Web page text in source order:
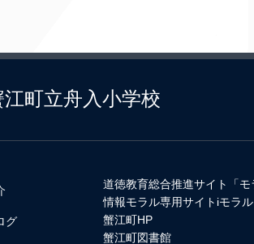
江町立舟入小学校
グ
道徳教育総合推進サイト「モ
情報モラル専用サイトiモラル
蟹江町HP
蟹江町図書館